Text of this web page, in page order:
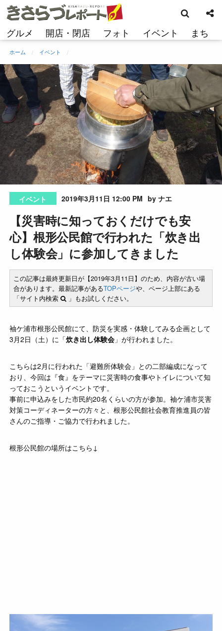
コ
ン
ン
へ
ス
ッ
プ
グルメ 開店・閉店 フォト イベント まち
索
ホーム イベント
イベント 2019年3月11日 12:00 PM by ナエ
【災害時に知っておくだけでも安
心】根形公民館で行われた「炊き出
し体験会」に参加してきました
この記事は最終更新日が【2019年3月11日】のため、内容が古い場
合があります。最新記事があるTOPページや、ページ上部にある
「サイト内検索
」もお試しください。
袖ケ浦市根形公民館にて、防災を実感・体験してみる企画として
3月2日（土）に「炊き出し体験会 」が行われました。
こちらは2月に行われた「避難所体験会」との二部編成になって
おり、今回は『食』をテーマに災害時の食事やトイレについて知
っておこうというイベントです。
事前に申込みをした市民約20名くらいの方が参加。袖ケ浦市災害
対策コーディネーターの方々と、根形公民館社会教育推進員の皆
さんのご指導・ご協力で行われました。
根形公民館の場所はこちら↓